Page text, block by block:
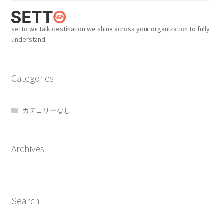
setto we talk destination we shine across your organization to fully
understand.
Categories
カテゴリーなし
Archives
Search